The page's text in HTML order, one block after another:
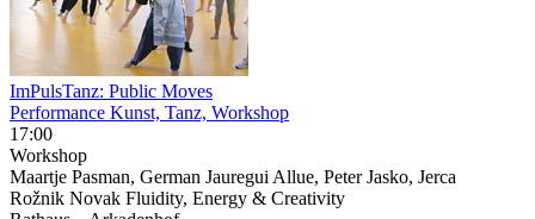
ImPulsTanz: Public Moves
Performance Kunst, Tanz, Workshop
17:00
Workshop
Maartje Pasman, German Jauregui Allue, Peter Jasko, Jerca
Rožnik Novak Fluidity, Energy & Creativity